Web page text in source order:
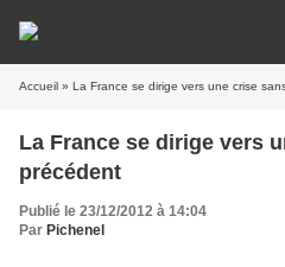
Accueil » La France se dirige vers une crise
La France se dirige vers
précédent
Publié le 23/12/2012 à 14:04
Par Pichenel